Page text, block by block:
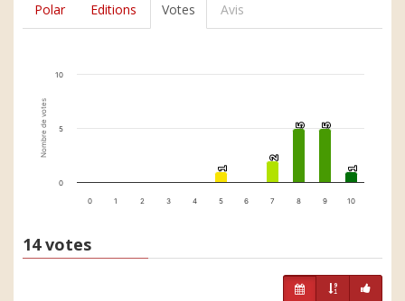
Polar Editions Votes Avis
Nombre de votes
1
1
2
2
5
5 5
5
1
1
0 1 2 3 4 5 6 7 8 9 10
0
5
10
14 votes